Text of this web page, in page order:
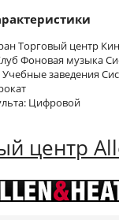
Торговый центр
Фоновая музыка
Учебные заведения
Цифровой
центр